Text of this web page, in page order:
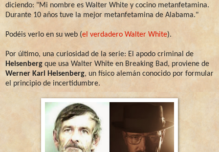
diciendo: "Mi nombre es Walter White y cocino metanfetamina.
Durante 10 años tuve la mejor metanfetamina de Alabama."
Podéis verlo en su web (el verdadero Walter White).
Por último, una curiosidad de la serie: El apodo criminal de
Heisenberg que usa Walter White en Breaking Bad, proviene de
Werner Karl Heisenberg, un físico alemán conocido por formular
el principio de incertidumbre.